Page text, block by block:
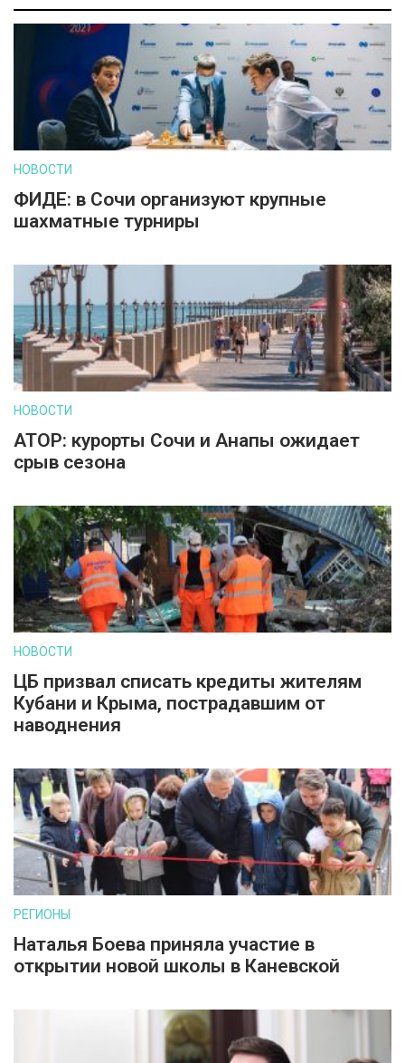
НОВОСТИ
ФИДЕ: в Сочи организуют крупные
шахматные турниры
НОВОСТИ
АТОР: курорты Сочи и Анапы ожидает
срыв сезона
НОВОСТИ
ЦБ призвал списать кредиты жителям
Кубани и Крыма, пострадавшим от
наводнения
РЕГИОНЫ
Наталья Боева приняла участие в
открытии новой школы в Каневской